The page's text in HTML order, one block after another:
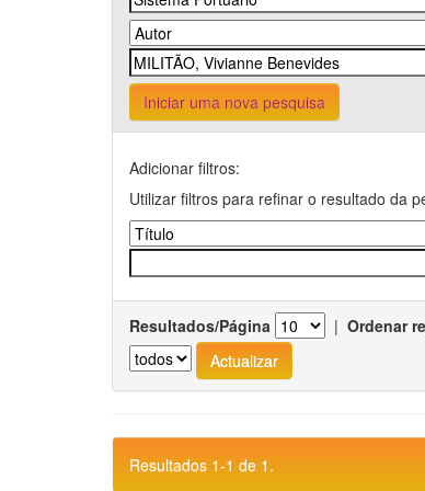
Iniciar uma nova pesquisa
Adicionar filtros:
Utilizar filtros para refinar o resultado da
Resultados/Página | Ordenar
Resultados 1-1 de 1.